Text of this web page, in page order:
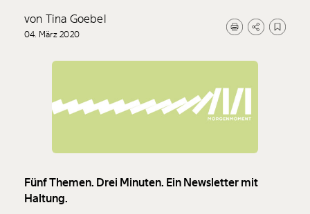
von Tina Goebel
04. März 2020
Fünf Themen. Drei Minuten. Ein Newsletter mit
Haltung.